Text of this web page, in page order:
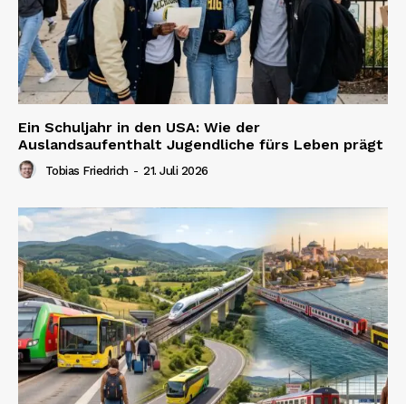
Ein Schuljahr in den USA: Wie der
Auslandsaufenthalt Jugendliche fürs Leben prägt
Tobias Friedrich - 21. Juli 2026